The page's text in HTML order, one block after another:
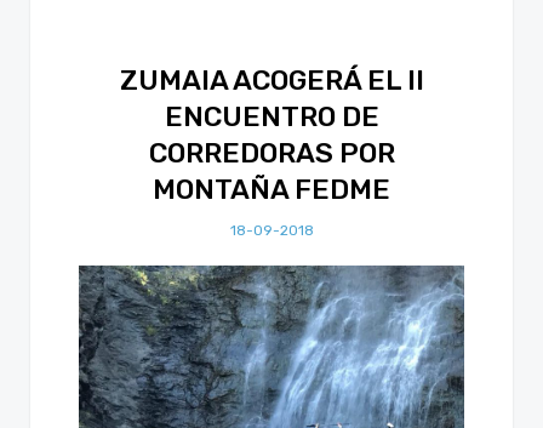
ZUMAIA ACOGERÁ EL II
ENCUENTRO DE
CORREDORAS POR
MONTAÑA FEDME
18-09-2018